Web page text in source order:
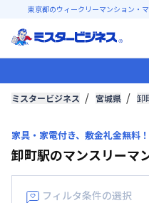
東京都のウィークリーマンション・
ミスタービジネス 宮城県 卸
家具・家電付き、敷金礼金無料！
卸町駅のマンスリーマ
フィルタ条件の選択